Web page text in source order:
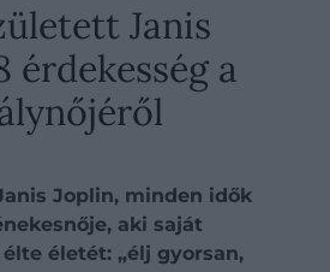
Janis
érdekesség a
Joplin, minden idők
aki saját
életét: „élj gyorsan,